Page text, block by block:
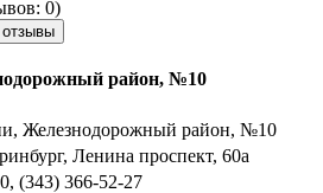
0)
отзывы
район, №10
Железнодорожный район, №10
Ленина проспект, 60а
(343) 366-52-27